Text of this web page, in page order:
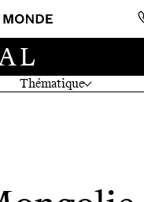
Thématique